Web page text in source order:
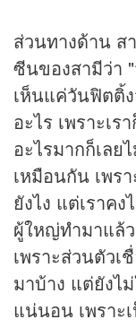
ส่วนทางด้าน ส
ซีนของสามีว่า
เห็นแค่วันฟิตติ้
อะไร เพราะเ
อะไรมากก็เลย
เหมือนกัน เพร
ยังไง แต่เราค
ผู้ใหญ่ทำมาแล้
เพราะส่วนตัวเ
มาบ้าง แต่ยังไ
แน่นอน เพราะ